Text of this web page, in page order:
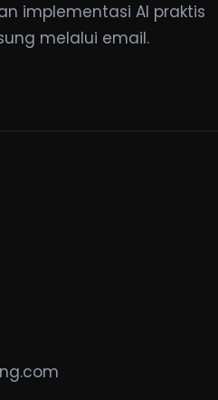
implementasi AI praktis
melalui email.